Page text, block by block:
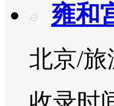
雍和
北京/旅